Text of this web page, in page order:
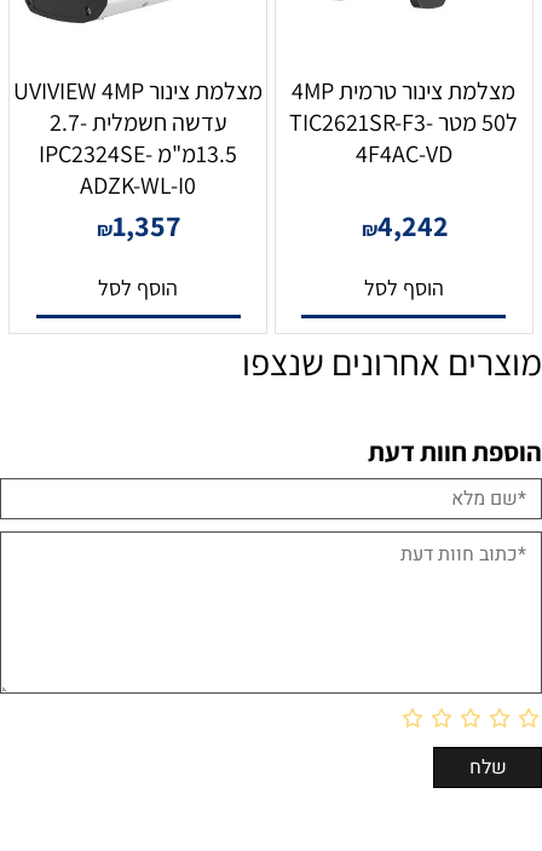
מצלמת צינור טרמית 4MP
ל50 מטר TIC2621SR-F3-
4F4AC-VD
₪4,242
הוסף לסל
מצלמת צינור UVIVIEW 4MP
עדשה חשמלית 2.7-
13.5מ"מ IPC2324SE-
ADZK-WL-I0
₪1,357
הוסף לסל
מוצרים אחרונים שנצפו
הוספת חוות דעת